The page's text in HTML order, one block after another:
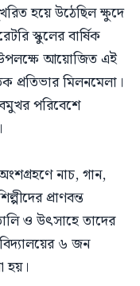
হয়ে উঠেছিল ক্ষুদে
স্কুলের বার্ষিক
আয়োজিত এই
প্রতিভার মিলনমেলা।
পরিবেশে
নাচ, গান,
প্রাণবন্ত
ও উৎসাহে তাদের
৬ জন
হয়।